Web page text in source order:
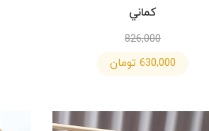
كماني
826,000
630,000 تومان